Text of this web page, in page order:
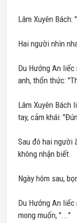
Lâm Xuyên Bách:
Hai người nhìn
Du Hướng An
anh, thổn thức:
Lâm Xuyên Bách
tay, cảm khái:
Sau đó hai người
không nhận biết.
Ngày hôm sau,
Du Hướng An
mong muốn, "..."